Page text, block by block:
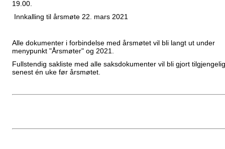
19.00.
Innkalling til årsmøte 22. mars 2021
Alle dokumenter i forbindelse med årsmøtet vil bli langt ut under
menypunkt "Årsmøter" og 2021.
Fullstendig sakliste med alle saksdokumenter vil bli gjort tilgjengelig
senest én uke før årsmøtet.